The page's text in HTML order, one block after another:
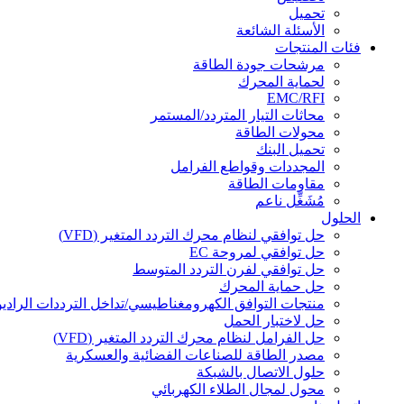
تحميل
الأسئلة الشائعة
فئات المنتجات
مرشحات جودة الطاقة
لحماية المحرك
EMC/RFI
محاثات التيار المتردد/المستمر
محولات الطاقة
تحميل البنك
المجددات وقواطع الفرامل
مقاومات الطاقة
مُشَغِّل ناعم
الحلول
حل توافقي لنظام محرك التردد المتغير (VFD)
حل توافقي لمروحة EC
حل توافقي لفرن التردد المتوسط
حل حماية المحرك
منتجات التوافق الكهرومغناطيسي/تداخل الترددات
حل لاختبار الحمل
حل الفرامل لنظام محرك التردد المتغير (VFD)
مصدر الطاقة للصناعات الفضائية والعسكرية
حلول الاتصال بالشبكة
محول لمجال الطلاء الكهربائي